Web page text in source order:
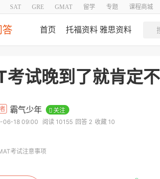
SAT GRE GMAT 留学 专题 课程商城
答 首页 托福资料 雅思资料
考试晚到了就肯定不
霸气少年
关注
06-18 09:00
阅读 10155 回答 2 收藏 10
考试注意事项